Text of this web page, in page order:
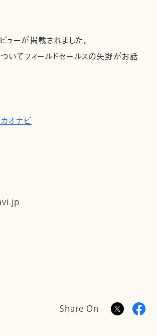
ーが掲載されました。
いてフィールドセールスの矢野がお話
オナビ
Share On